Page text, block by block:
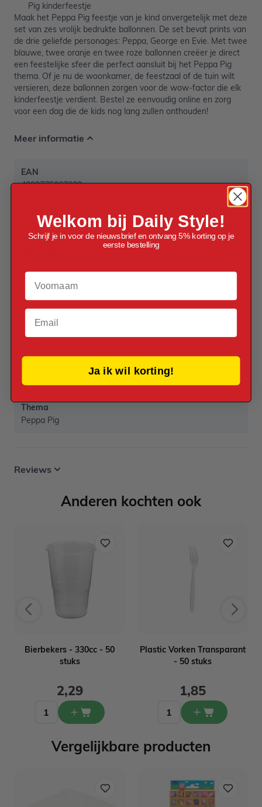
Pig kinderfeestje
Maak het Peppa Pig feestje van je kind onvergetelijk met deze
set van zes vrolijk bedrukte ballonnen. De set bevat prints van
de drie geliefde personages: Peppa, George en Evie. Met twee
blauwe, twee oranje en twee roze ballonnen creëer je direct
een feestelijke sfeer die perfect aansluit bij het Peppa Pig
thema. Of je nu de woonkamer, de feestzaal of de tuin wilt
versieren, deze ballonnen zorgen voor de wow-factor die elk
kinderfeestje verdient. Bestel ze eenvoudig online en zorg
voor een dag die de kids nog lang zullen onthouden!
Meer informatie
EAN
4009775067399
Verpakt per
Verpakt per 6 stuks
Ballon Maat
Ja
Thema
Peppa Pig
Reviews
Anderen kochten ook
Bierbekers - 330cc - 50
stuks
2,29
Plastic Vorken Transparant
- 50 stuks
1,85
Vergelijkbare producten
Welkom bij Daily Style!
Schrijf je in voor de nieuwsbrief en ontvang 5% korting op je
eerste bestelling
Voornaam
Email
Ja ik wil korting!